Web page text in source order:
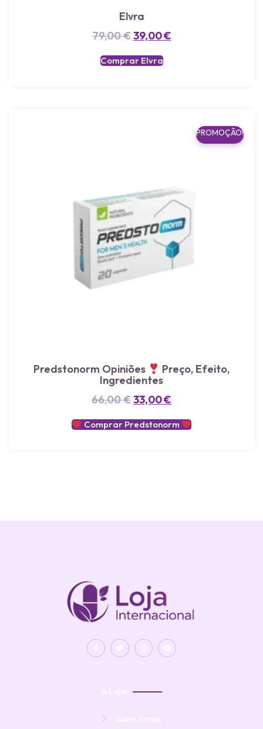
Elvra
79,00€39,00€
Comprar Elvra
PROMOÇÃO!
Predstonorm Opiniões
Preço, Efeito,
Ingredientes
66,00€33,00€
Comprar Predstonorm